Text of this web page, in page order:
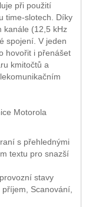
při použití
time-slotech. Díky
kanále (12,5 kHz
spojení. V jeden
hovořit i přenášet
kmitočtů a
Motorola
s přehlednými
textu pro snazší
stavy
Scanování,